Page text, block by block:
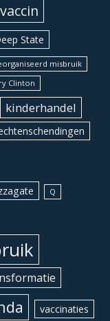
State
misbruik
Clinton
kinderhandel
Q
vaccinaties